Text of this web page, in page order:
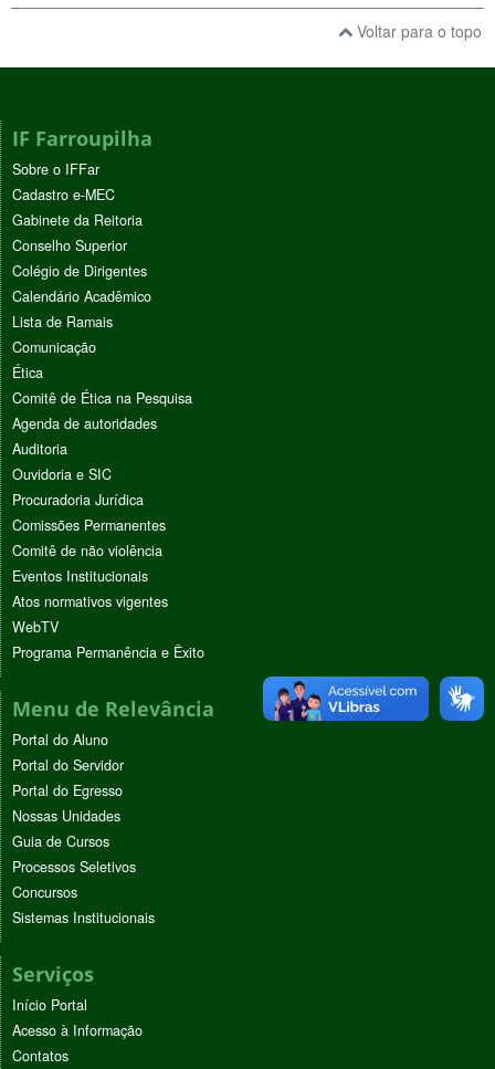
Voltar para o topo
IF Farroupilha
Sobre o IFFar
Cadastro e-MEC
Gabinete da Reitoria
Conselho Superior
Colégio de Dirigentes
Calendário Acadêmico
Lista de Ramais
Comunicação
Ética
Comitê de Ética na Pesquisa
Agenda de autoridades
Auditoria
Ouvidoria e SIC
Procuradoria Jurídica
Comissões Permanentes
Comitê de não violência
Eventos Institucionais
Atos normativos vigentes
WebTV
Programa Permanência e Êxito
Menu de Relevância
Portal do Aluno
Portal do Servidor
Portal do Egresso
Nossas Unidades
Guia de Cursos
Processos Seletivos
Concursos
Sistemas Institucionais
Serviços
Início Portal
Acesso à Informação
Contatos